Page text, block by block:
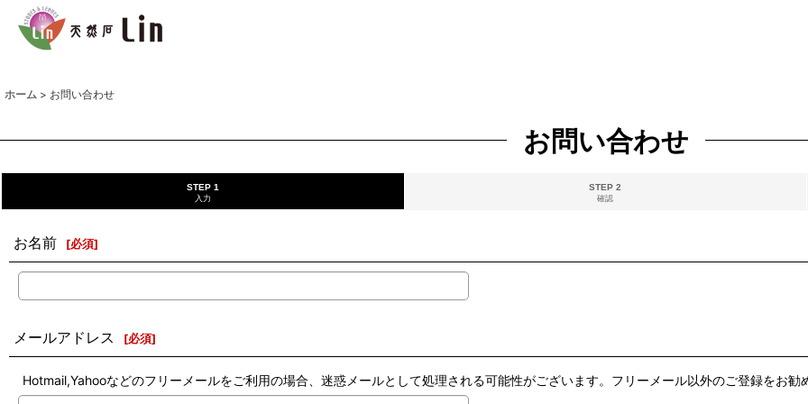
ホーム > お問い合わせ
お問い合わせ
STEP 1
入力
STEP 2
確認
お名前 [必須]
メールアドレス [必須]
Hotmail,Yahooなどのフリーメールをご利用の場合、迷惑メールとして処理される可能性がございます。フリーメール以外のご登録をお勧